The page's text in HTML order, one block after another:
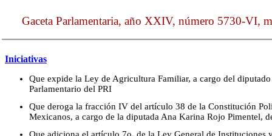
Gaceta Parlamentaria, año XXIV, número 5730-VI,
Iniciativas
Que expide la Ley de Agricultura Familiar, a cargo del
Parlamentario del PRI
Que deroga la fracción IV del artículo 38 de la Constitución
Mexicanos, a cargo de la diputada Ana Karina Rojo Pimentel,